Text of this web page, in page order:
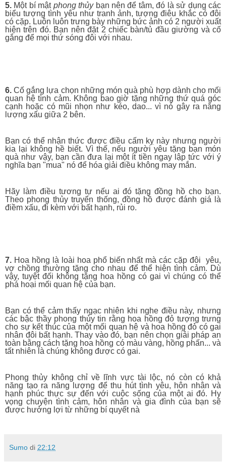
5. Một bí mật phong thủybạn nên để tâm, đó là sử dụng các
biểu tượng tình yêu như tranh ảnh, tượng điêu khắc có đôi
có cặp. Luôn luôn trưng bày những bức ảnh có 2 người xuất
hiện trên đó. Bạn nên đặt 2 chiếc bàn/tủ đầu giường và cố
gắng để mọi thứ sóng đôi với nhau.
6. Cố gắng lựa chọn những món quà phù hợp dành cho mối
quan hệ tình cảm. Không bao giờ tặng những thứ quá góc
cạnh hoặc có mũi nhọn như kéo, dao... vì nó gây ra năng
lượng xấu giữa 2 bên.
Bạn có thể nhận thức được điều cấm kỵ này nhưng người
kia lại không hề biết. Vì thế, nếu người yêu tặng bạn món
quà như vậy, bạn cần đưa lại một ít tiền ngay lập tức với ý
nghĩa bạn "mua" nó để hóa giải điều không may mắn.
Hãy làm điều tương tự nếu ai đó tặng đồng hồ cho bạn.
Theo phong thủy truyển thống, đồng hồ được đánh giá là
điềm xấu, đi kèm với bất hạnh, rủi ro.
7. Hoa hồng là loài hoa phổ biến nhất mà các cặp đôi
yêu,
vợ chồng thường tặng cho nhau để thể hiện tình cảm. Dù
vậy, tuyệt đối không tặng hoa hồng có gai vì chúng có thể
phá hoại mối quan hệ của bạn.
Bạn có thể cảm thấy ngạc nhiên khi nghe điều này, nhưng
các bậc thầy phong thủy tin rằng hoa hồng đỏ tượng trưng
cho sự kết thúc của một mối quan hệ và hoa hồng đỏ có gai
nhân đôi bất hạnh. Thay vào đó, bạn nên chọn giải pháp an
toàn bằng cách tặng hoa hồng có màu vàng, hồng phấn... và
tất nhiên là chúng không được có gai.
Phong thủy không chỉ về lĩnh vực tài lộc, nó còn có khả
năng tạo ra năng lượng để thu hút tình yêu, hôn nhân và
hạnh phúc thực sự đến với cuộc sống của một ai đó. Hy
vọng chuyện tình cảm, hôn nhân và gia đình của bạn sẽ
được hưởng lợi từ những bí quyết nà
Sumo di 22:12